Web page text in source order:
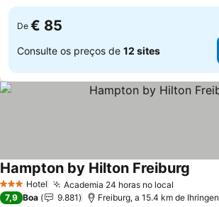
De € 85
Consulte os preços de 12 sites
3 EstrelasHotel Academia 24 horas no local
Hampton by Hilton Freiburg
7,9 Boa 9.881 Freiburg, a 15.4 km de Ihringen